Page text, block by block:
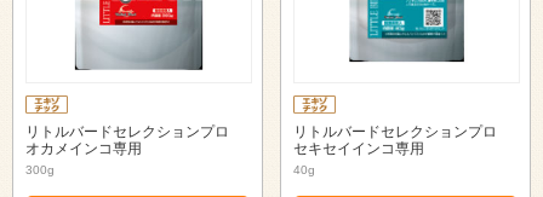
リトルバードセレクションプロ
オカメインコ専用
300g
リトルバードセレクションプロ
セキセイインコ専用
40g